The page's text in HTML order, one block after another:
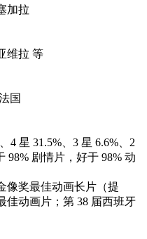
加拉
维拉 等
国
4 星 31.5%、3 星 6.6%、2
98% 剧情片，好于 98% 动
像奖最佳动画长片（提
佳动画片；第 38 届西班牙